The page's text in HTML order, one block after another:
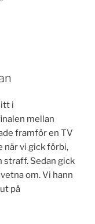
i
mellan
framför en TV
när vi gick förbi,
Sedan gick
om. Vi hann
på